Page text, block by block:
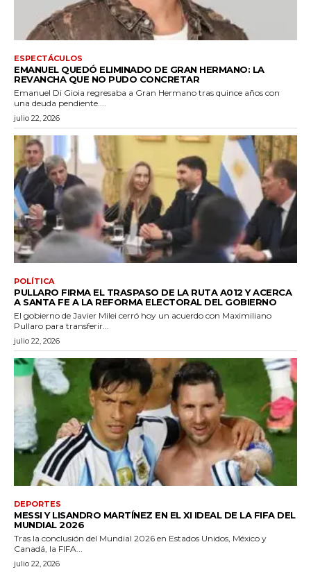
ESPECTÁCULOS
EMANUEL QUEDÓ ELIMINADO DE GRAN HERMANO: LA
REVANCHA QUE NO PUDO CONCRETAR
Emanuel Di Gioia regresaba a Gran Hermano tras quince años con
una deuda pendiente....
julio 22, 2026
POLÍTICA
PULLARO FIRMA EL TRASPASO DE LA RUTA A012 Y ACERCA
A SANTA FE A LA REFORMA ELECTORAL DEL GOBIERNO
El gobierno de Javier Milei cerró hoy un acuerdo con Maximiliano
Pullaro para transferir...
julio 22, 2026
DEPORTES
MESSI Y LISANDRO MARTÍNEZ EN EL XI IDEAL DE LA FIFA DEL
MUNDIAL 2026
Tras la conclusión del Mundial 2026 en Estados Unidos, México y
Canadá, la FIFA...
julio 22, 2026